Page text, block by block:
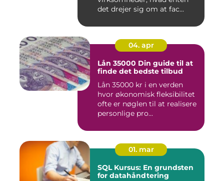
det drejer sig om at fac...
04. apr
Lån 35000 Din guide til at
finde det bedste tilbud
Lån 35000 kr i en verden
hvor økonomisk fleksibilitet
ofte er nøglen til at realisere
personlige pro...
01. mar
SQL Kursus: En grundsten
for datahåndtering